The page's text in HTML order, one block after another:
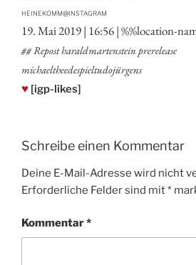
HEINEKOMM@INSTAGRAM
19. Mai 2019 | 16:56 | %%loca­ti­on-
## Repost harald­mar­ten­stein pre­re­lease
michaeltheedespieltudojürgens
♥ [igp-likes]
Schreibe einen Kommentar
Deine E-Mail-Adresse wird nicht
Erforderliche Felder sind mit*
Kommentar*